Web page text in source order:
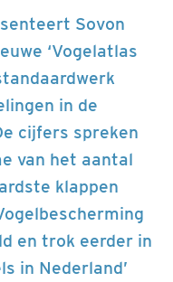
Sovon
‘Vogelatlas
in de
cijfers spreken
van het aantal
klappen
en trok eerder in
in Nederland’